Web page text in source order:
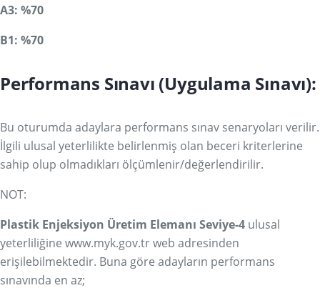
A3: %70
B1: %70
Performans Sınavı (Uygulama Sınavı):
Bu oturumda adaylara performans sınav senaryoları verilir.
İlgili ulusal yeterlilikte belirlenmiş olan beceri kriterlerine
sahip olup olmadıkları ölçümlenir/değerlendirilir.
NOT:
Plastik Enjeksiyon Üretim Elemanı Seviye-4 ulusal
yeterliliğine www.myk.gov.trweb adresinden
erişilebilmektedir. Buna göre adayların performans
sınavında en az;